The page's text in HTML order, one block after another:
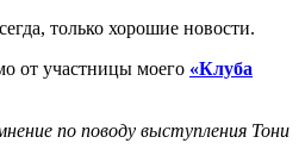
только хорошие новости.
от участницы моего «Клуба
по поводу выступления Тони